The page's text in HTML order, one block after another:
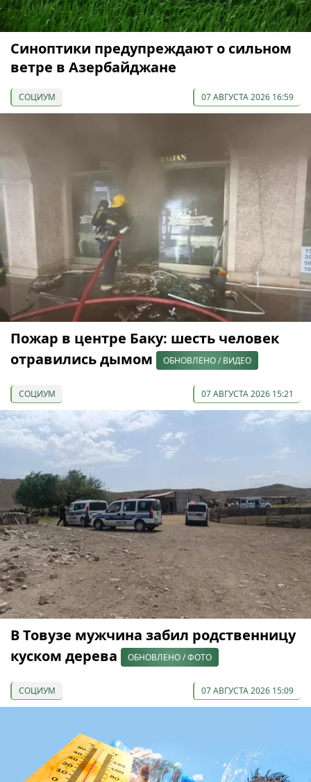
Синоптики предупреждают о сильном
ветре в Азербайджане
СОЦИУМ 07 АВГУСТА 2026 16:59
Пожар в центре Баку: шесть человек
отравились дымом
ОБНОВЛЕНО / ВИДЕО
СОЦИУМ 07 АВГУСТА 2026 15:21
В Товузе мужчина забил родственницу
куском дерева
ОБНОВЛЕНО / ФОТО
СОЦИУМ 07 АВГУСТА 2026 15:09